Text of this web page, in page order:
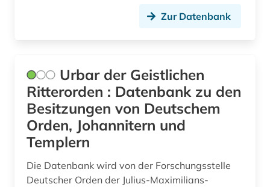
Zur Datenbank
Urbar der Geistlichen
Ritterorden : Datenbank zu den
Besitzungen von Deutschem
Orden, Johannitern und
Templern
Die Datenbank wird von der Forschungsstelle
Deutscher Orden der Julius-Maximilians-